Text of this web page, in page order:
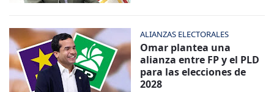
ALIANZAS ELECTORALES
Omar plantea una
alianza entre FP y el PLD
para las elecciones de
2028